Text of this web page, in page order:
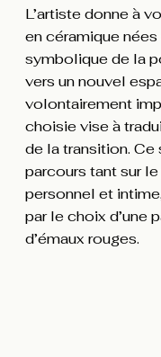
L’artiste donne à
en céramique nées
symbolique de la
vers un nouvel
volontairement
choisie vise à
de la transition.
parcours tant sur
personnel et
par le choix d’une
d’émaux rouges.